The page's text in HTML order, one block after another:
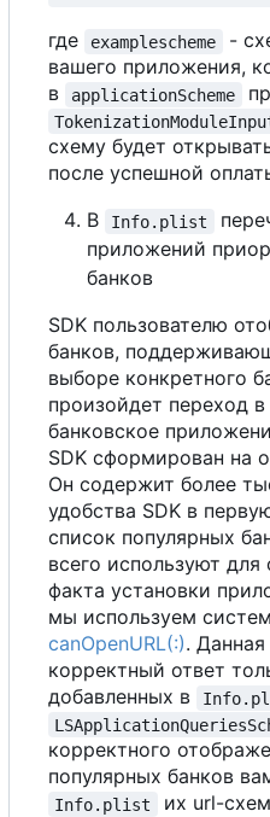
где examplescheme
-
вашего приложения,
в
applicationScheme
схему будет
после успешной
В
Info.plist
приложений
банков
SDK пользователю
банков,
выборе конкретного
произойдет переход
банковское
SDK сформирован на
Он содержит более
удобства SDK в
список популярных
всего используют
факта установки
мы используем
canOpenURL(:).
корректный ответ
добавленных в
корректного
популярных банков
Info.plist их url-